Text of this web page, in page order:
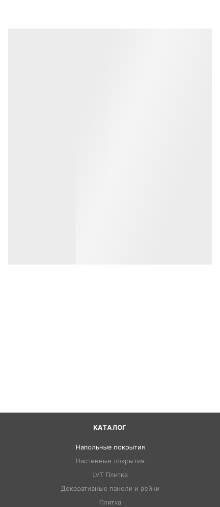
КАТАЛОГ
Напольные покрытия
Настенные покрытия
LVT Плитка
Декоративные панели и рейки
Плитка